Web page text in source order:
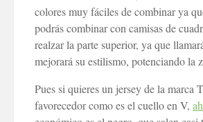
colores muy fáciles de combinar ya
podrás combinar con camisas de
realzar la parte superior, ya que
mejorará su estilismo, potenciando la
Pues si quieres un jersey de la marca
favorecedor como es el cuello en V,